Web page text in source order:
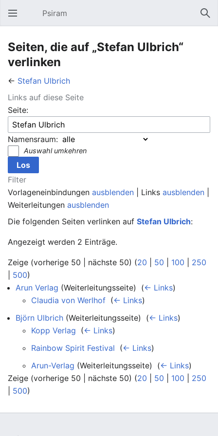
Hauptmenü öffnen Psiram
Seiten, die auf „Stefan Ulbrich“
verlinken
← Stefan Ulbrich
Links auf diese Seite
Seite:
Namensraum:
Auswahl umkehren
Filter
Vorlageneinbindungen ausblenden | Links ausblenden
Weiterleitungen ausblenden
Die folgenden Seiten verlinken auf Stefan Ulbrich:
Angezeigt werden 2 Einträge.
Zeige (vorherige 50 | nächste 50) (20 50 100
250
500)
Arun Verlag (Weiterleitungsseite) ‎ (← Links)
Claudia von Werlhof (← Links)
Björn Ulbrich (Weiterleitungsseite) ‎ (← Links)
Kopp Verlag (← Links)
Rainbow Spirit Festival (← Links)
Arun-Verlag (Weiterleitungsseite) ‎ (← Links)
Zeige (vorherige 50 | nächste 50) (20 50 100
250
500)